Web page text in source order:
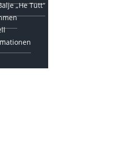
„He Tütt“